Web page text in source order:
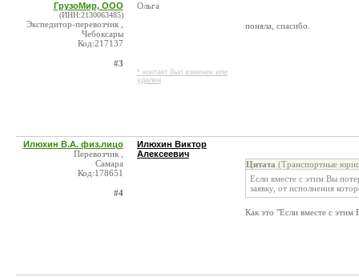
ГрузоМир, ООО
(ИНН:2130063485)
Экспедитор-перевозчик ,
Чебоксары
Код:217137
#3
Ольга
* контакт был изменен или
удален
поняла, спасибо.
Илюхин В.А. физ.лицо
Перевозчик ,
Самара
Код:178651
#4
Илюхин Виктор
Алексеевич
Цитата (Транспортные
Если вместе с этим Вы
заявку, от исполнения
Как это "Если вместе с